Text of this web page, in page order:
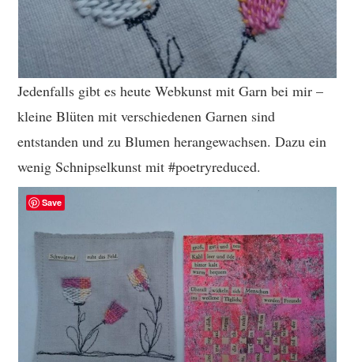
Jedenfalls gibt es heute Webkunst mit Garn bei mir –
kleine Blüten mit verschiedenen Garnen sind
entstanden und zu Blumen herangewachsen. Dazu ein
wenig Schnipselkunst mit #poetryreduced.
Save